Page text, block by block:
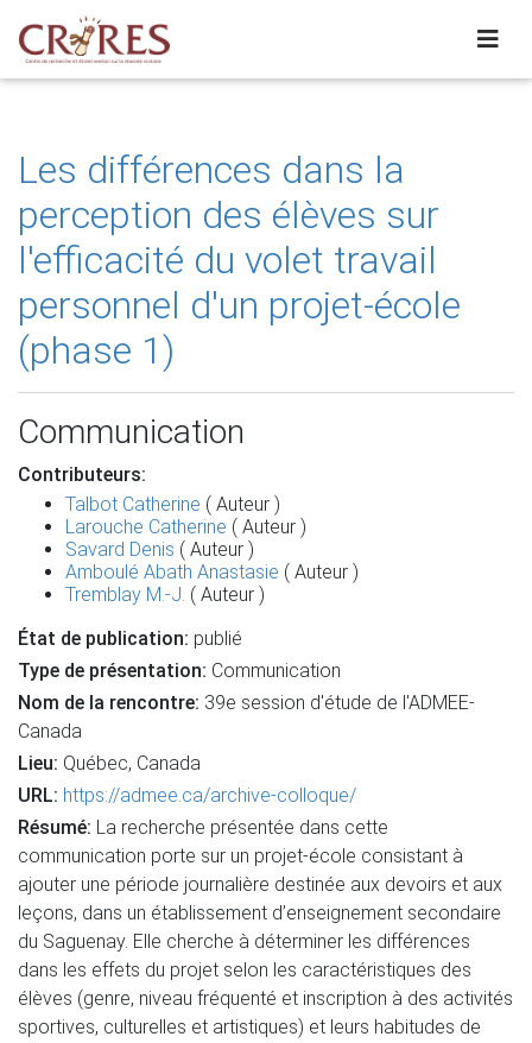
Les différences dans la
perception des élèves sur
l'efficacité du volet travail
personnel d'un projet-école
(phase 1)
Communication
Contributeurs:
Talbot Catherine ( Auteur )
Larouche Catherine ( Auteur )
Savard Denis ( Auteur )
Amboulé Abath Anastasie ( Auteur )
Tremblay M.-J. ( Auteur )
État de publication: publié
Type de présentation: Communication
Nom de la rencontre: 39e session d'étude de l'ADMEE-
Canada
Lieu: Québec, Canada
URL: https://admee.ca/archive-colloque/
Résumé: La recherche présentée dans cette
communication porte sur un projet-école consistant à
ajouter une période journalière destinée aux devoirs et aux
leçons, dans un établissement d’enseignement secondaire
du Saguenay. Elle cherche à déterminer les différences
dans les effets du projet selon les caractéristiques des
élèves (genre, niveau fréquenté et inscription à des activités
sportives, culturelles et artistiques) et leurs habitudes de